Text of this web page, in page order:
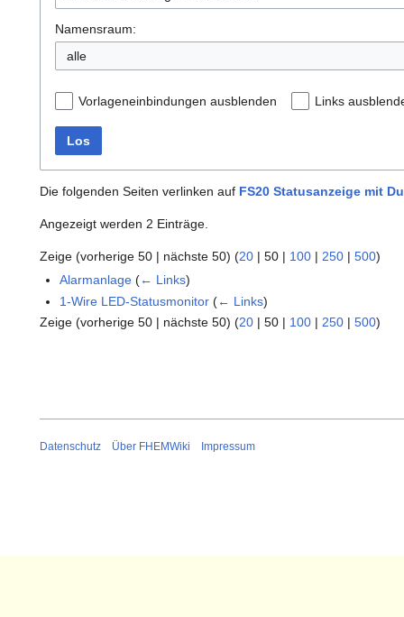
Namensraum:
alle
Vorlageneinbindungen ausblenden Links
Los
Die folgenden Seiten verlinken auf FS20 Statusanzeige mit
Angezeigt werden 2 Einträge.
Zeige (vorherige 50 | nächste 50) (20 | 50 | 100 | 250 | 500)
Alarmanlage (← Links)
1-Wire LED-Statusmonitor (← Links)
Zeige (vorherige 50 | nächste 50) (20 | 50 | 100 | 250 | 500)
Datenschutz Über FHEMWiki Impressum